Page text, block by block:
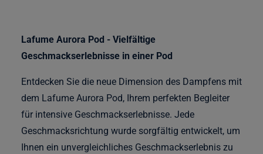
Lafume Aurora Pod - Vielfältige
Geschmackserlebnisse in einer Pod
Entdecken Sie die neue Dimension des Dampfens mit
dem Lafume Aurora Pod, Ihrem perfekten Begleiter
für intensive Geschmackserlebnisse. Jede
Geschmacksrichtung wurde sorgfältig entwickelt, um
Ihnen ein unvergleichliches Geschmackserlebnis zu